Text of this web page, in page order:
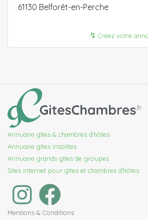
61130 Belforêt-en-Perche
↯ Créez votre
Annuaire gîtes & chambres d'hôtes
Annuaire gîtes insolites
Annuaire grands gîtes de groupes
Sites internet pour gîtes et chambres d'hôtes
Mentions & Conditions